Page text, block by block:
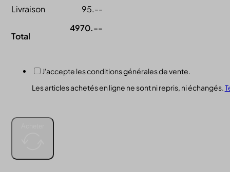
Livraison 95.--
Total
4970.--
J'accepte les conditions générales de vente.
Les articles achetés en ligne ne sont ni repris, ni échangés.